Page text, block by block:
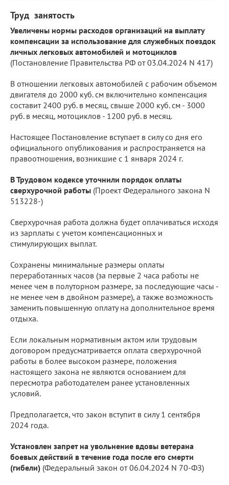
Труд занятость
Увеличены нормы расходов организаций на выплату
компенсации за использование для служебных поездок
личных легковых автомобилей и мотоциклов
(Постановление Правительства РФ от 03.04.2024 N 417)
В отношении легковых автомобилей с рабочим объемом
двигателя до 2000 куб. см включительно компенсация
составит 2400 руб. в месяц, свыше 2000 куб. см - 3000
руб. в месяц, мотоциклов - 1200 руб. в месяц.
Настоящее Постановление вступает в силу со дня его
официального опубликования и распространяется на
правоотношения, возникшие с 1 января 2024 г.
В Трудовом кодексе уточнили порядок оплаты
сверхурочной работы (Проект Федерального закона N
513228-)
Сверхурочная работа должна будет оплачиваться исходя
из зарплаты с учетом компенсационных и
стимулирующих выплат.
Сохранены минимальные размеры оплаты
переработанных часов (за первые 2 часа работы не
менее чем в полуторном размере, за последующие часы -
не менее чем в двойном размере), а также возможность
заменить повышенную оплату на дополнительное время
отдыха.
Если локальным нормативным актом или трудовым
договором предусматривается оплата сверхурочной
работы в более высоком размере, положения
настоящего закона не являются основанием для
пересмотра работодателем ранее установленных
условий.
Предполагается, что закон вступит в силу 1 сентября
2024 года.
Установлен запрет на увольнение вдовы ветерана
боевых действий в течение года после его смерти
(гибели) (Федеральный закон от 06.04.2024 N 70-ФЗ)